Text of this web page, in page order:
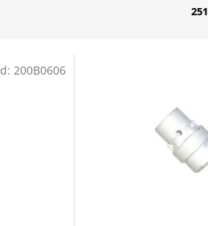
251
200B0606